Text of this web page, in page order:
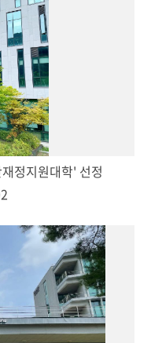
정지원대학' 선정